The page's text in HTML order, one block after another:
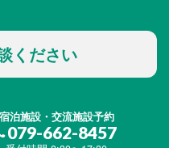
ください
宿泊施設・交流施設予約
079-662-8457